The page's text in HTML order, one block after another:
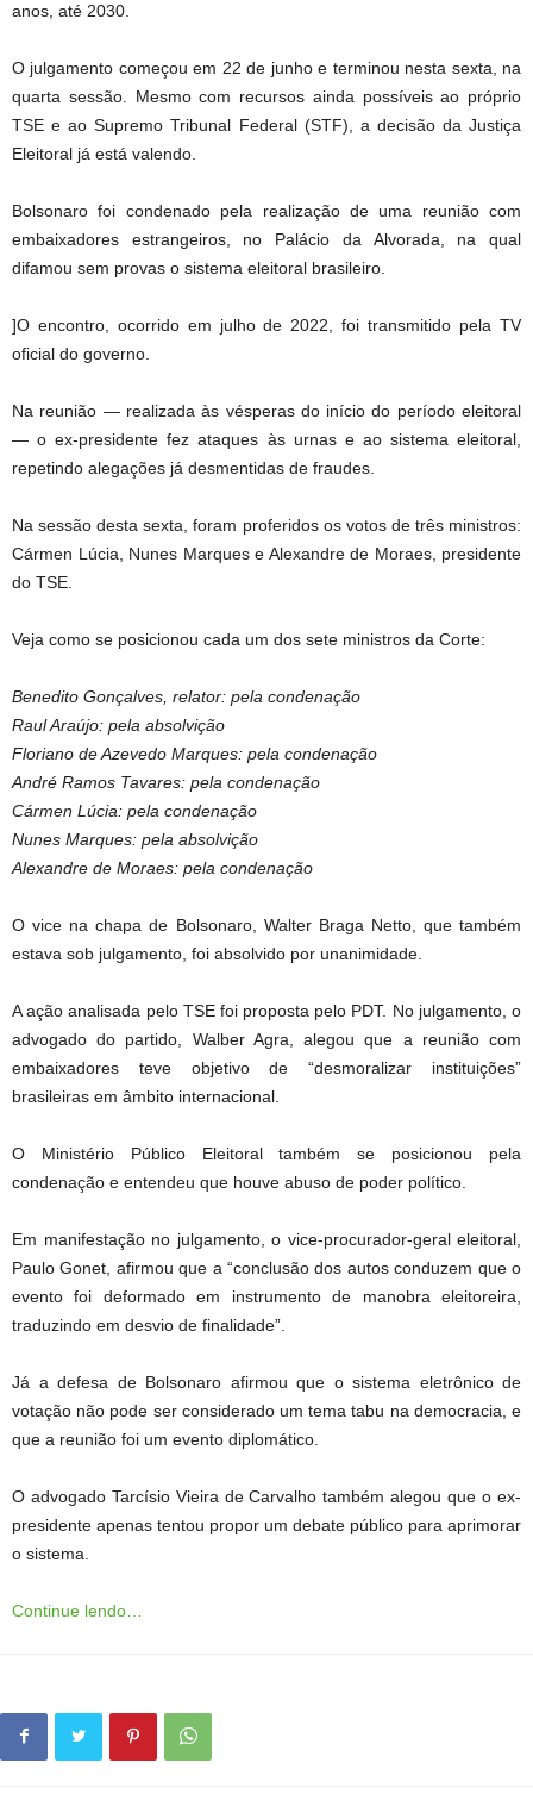
anos, até 2030.
O julgamento começou em 22 de junho e terminou nesta sexta, na
quarta sessão. Mesmo com recursos ainda possíveis ao próprio
TSE e ao Supremo Tribunal Federal (STF), a decisão da Justiça
Eleitoral já está valendo.
Bolsonaro foi condenado pela realização de uma reunião com
embaixadores estrangeiros, no Palácio da Alvorada, na qual
difamou sem provas o sistema eleitoral brasileiro.
]O encontro, ocorrido em julho de 2022, foi transmitido pela TV
oficial do governo.
Na reunião — realizada às vésperas do início do período eleitoral
— o ex-presidente fez ataques às urnas e ao sistema eleitoral,
repetindo alegações já desmentidas de fraudes.
Na sessão desta sexta, foram proferidos os votos de três ministros:
Cármen Lúcia, Nunes Marques e Alexandre de Moraes, presidente
do TSE.
Veja como se posicionou cada um dos sete ministros da Corte:
Benedito Gonçalves, relator: pela condenação
Raul Araújo: pela absolvição
Floriano de Azevedo Marques: pela condenação
André Ramos Tavares: pela condenação
Cármen Lúcia: pela condenação
Nunes Marques: pela absolvição
Alexandre de Moraes: pela condenação
O vice na chapa de Bolsonaro, Walter Braga Netto, que também
estava sob julgamento, foi absolvido por unanimidade.
A ação analisada pelo TSE foi proposta pelo PDT. No julgamento, o
advogado do partido, Walber Agra, alegou que a reunião com
embaixadores teve objetivo de “desmoralizar instituições”
brasileiras em âmbito internacional.
O Ministério Público Eleitoral também se posicionou pela
condenação e entendeu que houve abuso de poder político.
Em manifestação no julgamento, o vice-procurador-geral eleitoral,
Paulo Gonet, afirmou que a “conclusão dos autos conduzem que o
evento foi deformado em instrumento de manobra eleitoreira,
traduzindo em desvio de finalidade”.
Já a defesa de Bolsonaro afirmou que o sistema eletrônico de
votação não pode ser considerado um tema tabu na democracia, e
que a reunião foi um evento diplomático.
O advogado Tarcísio Vieira de Carvalho também alegou que o ex-
presidente apenas tentou propor um debate público para aprimorar
o sistema.
Continue lendo…